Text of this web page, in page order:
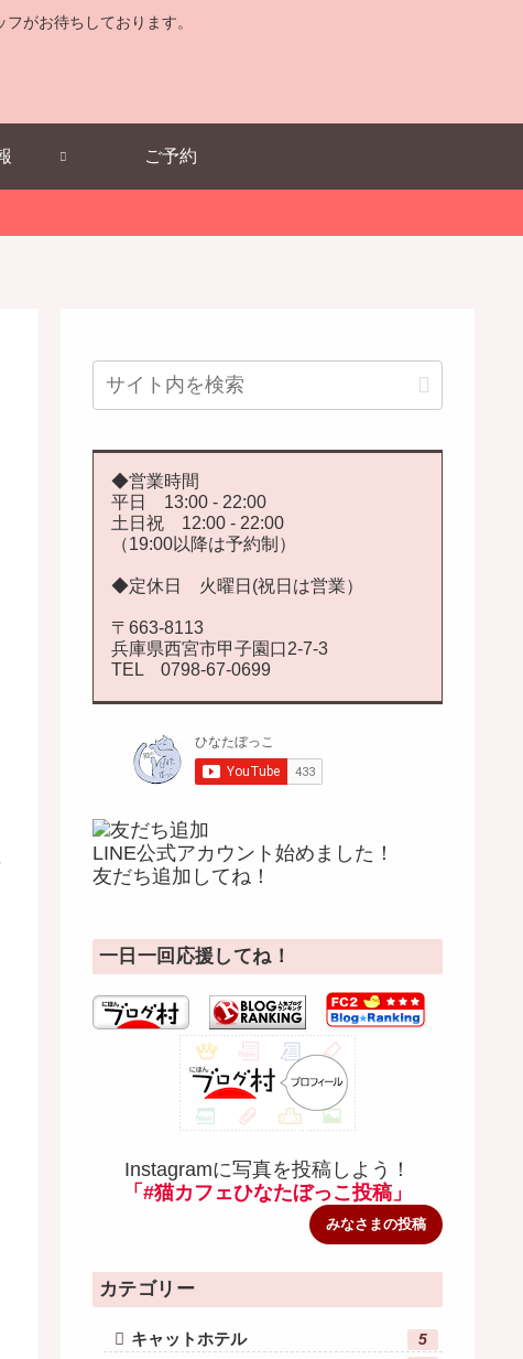
がお待ちしております。
ご予約
◆営業時間
平日 13:00 - 22:00
土日祝 12:00 - 22:00
（19:00以降は予約制）
◆定休日 火曜日(祝日は営業）
〒663-8113
兵庫県西宮市甲子園口2-7-3
TEL 0798-67-0699
LINE公式アカウント始めました！
友だち追加してね！
一日一回応援してね！
Instagramに写真を投稿しよう！
「#猫カフェひなたぼっこ投稿」
みなさまの投稿
カテゴリー
キャットホテル 5